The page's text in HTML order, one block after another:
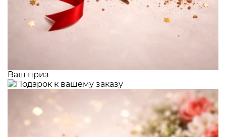
Ваш приз